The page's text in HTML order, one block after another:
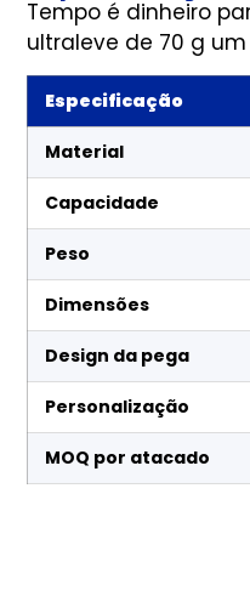
Tempo é dinheiro
ultraleve de 70 g
Especificação
Material
Capacidade
Peso
Dimensões
Design da pega
Personalização
MOQ por atacado